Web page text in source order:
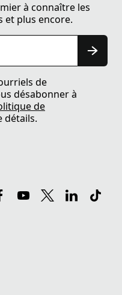
à connaître les
et plus encore.
de
désabonner à
de
détails.